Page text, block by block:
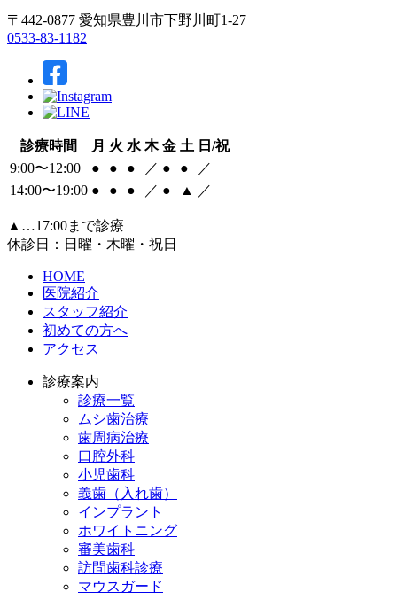
〒442-0877 愛知県豊川市下野川町1-27
0533-83-1182
診療時間 月 火 水 木 金 土 日/祝
9:00〜12:00
● ● ● ／ ● ●
／
14:00〜19:00 ● ● ● ／ ● ▲ ／
▲…17:00まで診療
休診日：日曜・木曜・祝日
HOME
医院紹介
スタッフ紹介
初めての方へ
アクセス
診療案内
診療一覧
ムシ歯治療
歯周病治療
口腔外科
小児歯科
義歯（入れ歯）
インプラント
ホワイトニング
審美歯科
訪問歯科診療
マウスガード